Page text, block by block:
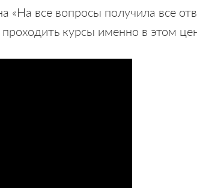
«На все вопросы получила все
курсы именно в этом